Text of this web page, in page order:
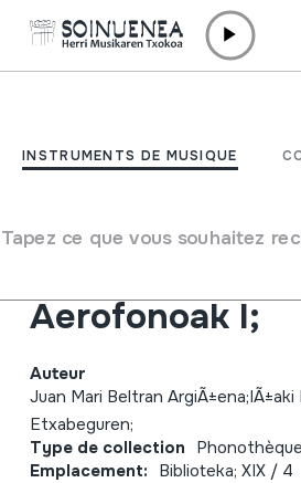
INSTRUMENTS DE MUSIQUE
Tapez ce que vous souhaitez
SOINU-
MUSIKAN;
Aerofonoak I;
Auteur
Juan Mari Beltran ArgiÃ±ena;IÃ±aki
Etxabeguren;
Type de collection Phonothèque
Emplacement: Biblioteka; XIX / 4